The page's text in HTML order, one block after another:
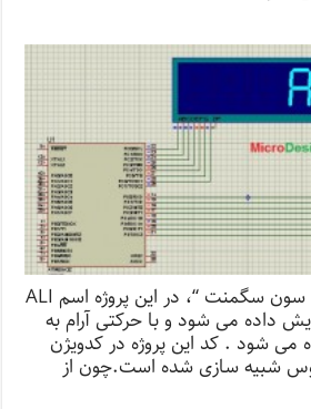
” پروژه نوشته ALI روی سون سگمنت “، در این پروژه اسم ALI
داده می شود و با حرکتی آرام به
شود . کد این پروژه در کدویژن
شبیه سازی شده است.چون از